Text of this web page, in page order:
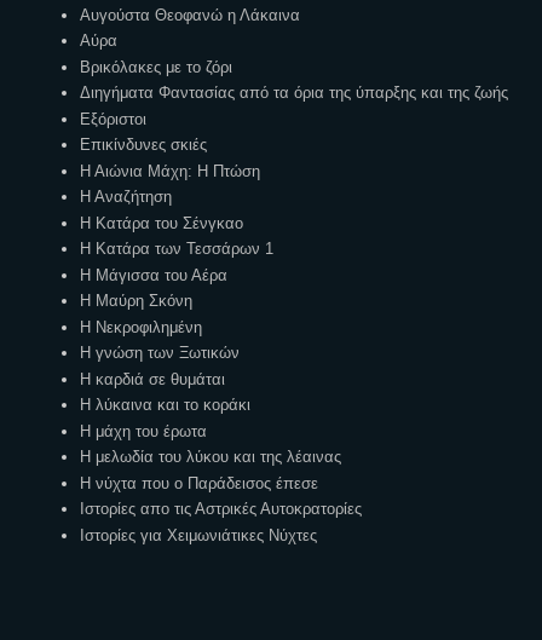
Αυγούστα Θεοφανώ η Λάκαινα
Αύρα
Βρικόλακες με το ζόρι
Διηγήματα Φαντασίας από τα όρια της ύπαρξης και της ζωής
Εξόριστοι
Επικίνδυνες σκιές
Η Αιώνια Μάχη: Η Πτώση
Η Αναζήτηση
Η Κατάρα του Σένγκαο
Η Κατάρα των Τεσσάρων 1
Η Μάγισσα του Αέρα
Η Μαύρη Σκόνη
Η Νεκροφιλημένη
Η γνώση των Ξωτικών
Η καρδιά σε θυμάται
Η λύκαινα και το κοράκι
Η μάχη του έρωτα
Η μελωδία του λύκου και της λέαινας
Η νύχτα που ο Παράδεισος έπεσε
Ιστορίες απο τις Αστρικές Αυτοκρατορίες
Ιστορίες για Χειμωνιάτικες Νύχτες